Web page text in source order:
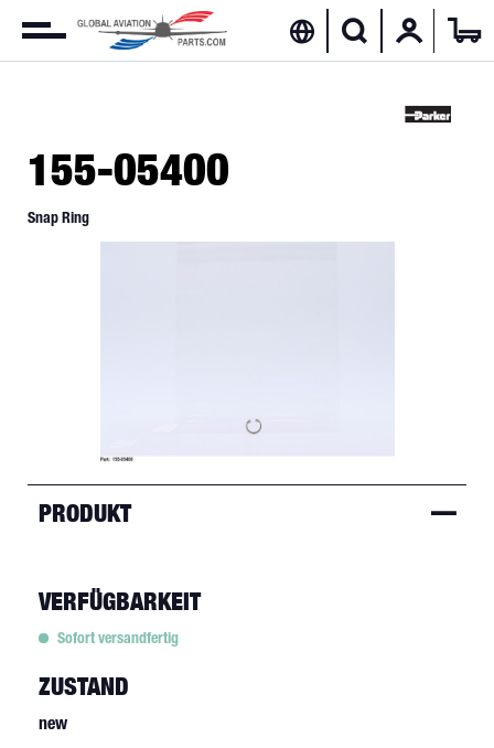
155-05400
Snap Ring
PRODUKT
VERFÜGBARKEIT
Sofort versandfertig
ZUSTAND
new